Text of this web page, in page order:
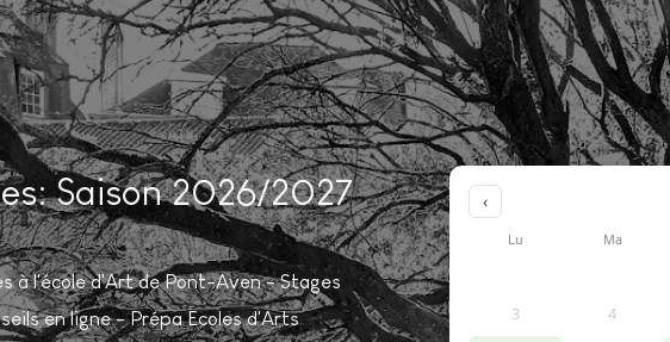
Saison 2026/2027
à l'école d'Art de Pont-Aven - Stages
en ligne - Prépa Ecoles d'Arts
‹
Lu Ma
3
4